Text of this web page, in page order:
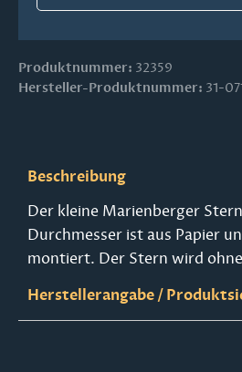
Produktnummer: 32359
Hersteller-Produktnummer: 31-
Beschreibung
Der kleine Marienberger
Durchmesser ist aus Papier
montiert. Der Stern wird
Herstellerangabe /